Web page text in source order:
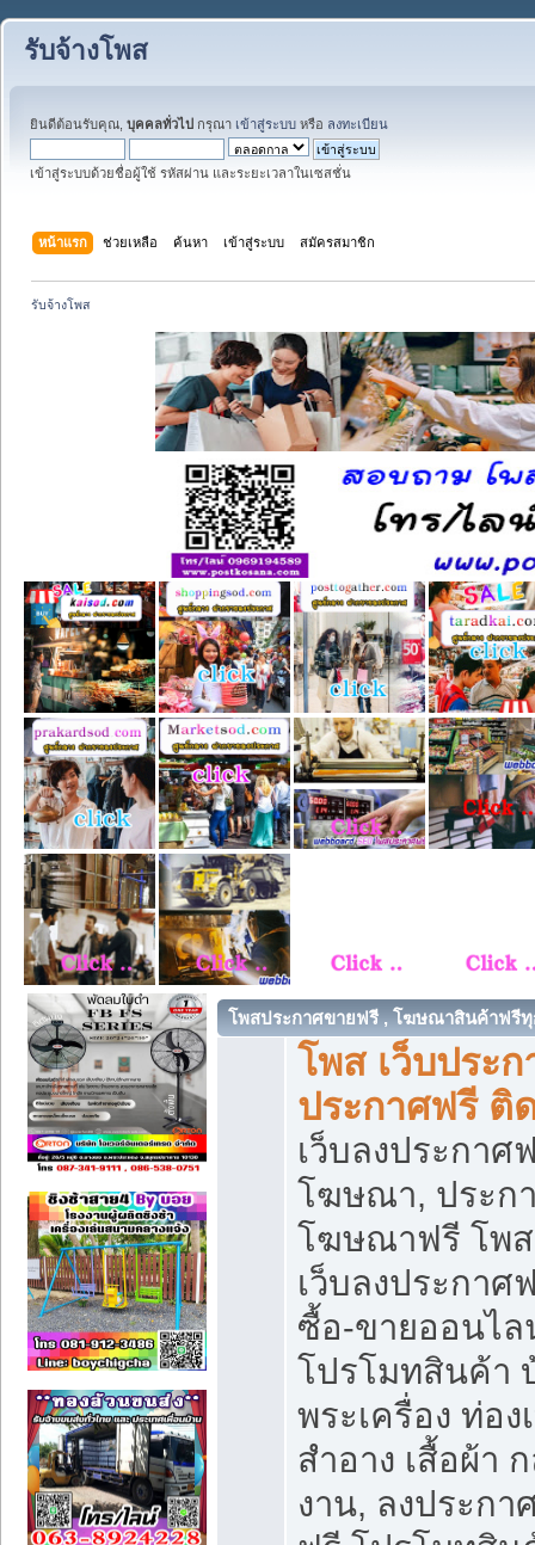
รับจ้างโพส
ยินดีต้อนรับคุณ, บุคคลทั่วไป กรุณา เข้าสู่ระบบ หรือ ลงทะเบียน
เข้าสู่ระบบด้วยชื่อผู้ใช้ รหัสผ่าน และระยะเวลาในเซสชั่น
หน้าแรก ช่วยเหลือ ค้นหา เข้าสู่ระบบ สมัครสมาชิก
รับจ้างโพส
โพสประกาศขายฟรี , โฆษณาสินค้าฟรี
โพส เว็บประก
ประกาศฟรี ติ
เว็บลงประกา
โฆษณา, ประก
โฆษณาฟรี โพส
เว็บลงประกา
ซื้อ-ขายออนไล
โปรโมทสินค้า
พระเครื่อง ท่อง
สำอาง เสื้อผ้า
งาน, ลงประก